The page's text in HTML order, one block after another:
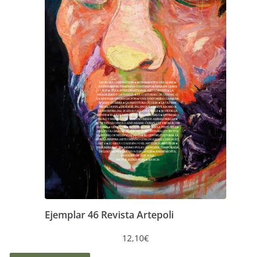
Ejemplar 46 Revista Artepoli
12,10€